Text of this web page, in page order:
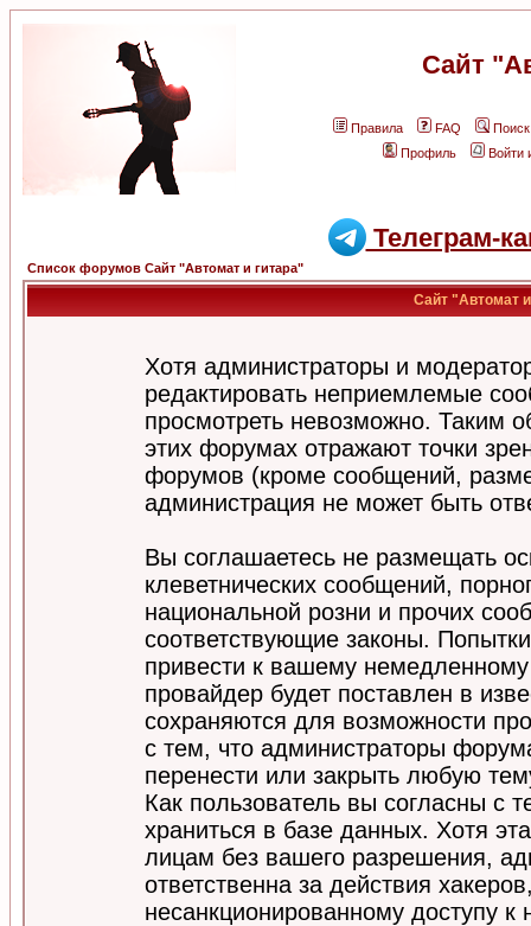
Сайт
Правила FAQ
Поиск
Профиль
Войти
Телеграм-
Список форумов Сайт "Автомат и гитара"
Сайт "Автомат и
Хотя администраторы и
редактировать неприемлемые
просмотреть невозможно. Таким
этих форумах отражают точки
форумов (кроме сообщений,
администрация не может быть
Вы соглашаетесь не размещать
клеветнических сообщений,
национальной розни и прочих
соответствующие законы.
привести к вашему
провайдер будет поставлен в
сохраняются для возможности
с тем, что администраторы
перенести или закрыть любую
Как пользователь вы согласны с
храниться в базе данных. Хотя
лицам без вашего разрешения,
ответственна за действия
несанкционированному доступу к